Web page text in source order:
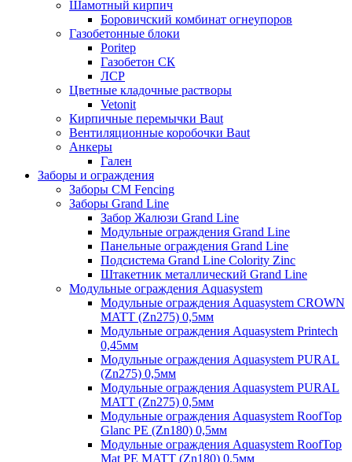
Шамотный кирпич
Боровичский комбинат огнеупоров
Газобетонные блоки
Poritep
Газобетон СК
ЛСР
Цветные кладочные растворы
Vetonit
Кирпичные перемычки Baut
Вентиляционные коробочки Baut
Анкеры
Гален
Заборы и ограждения
Заборы CM Fencing
Заборы Grand Line
Забор Жалюзи Grand Line
Модульные ограждения Grand Line
Панельные ограждения Grand Line
Подсистема Grand Line Colority Zinc
Штакетник металлический Grand Line
Модульные ограждения Aquasystem
Модульные ограждения Aquasystem CROWN
MATT (Zn275) 0,5мм
Модульные ограждения Aquasystem Printech
0,45мм
Модульные ограждения Aquasystem PURAL
(Zn275) 0,5мм
Модульные ограждения Aquasystem PURAL
MATT (Zn275) 0,5мм
Модульные ограждения Aquasystem RoofTop
Glanc PE (Zn180) 0,5мм
Модульные ограждения Aquasystem RoofTop
Mat PE MATT (Zn180) 0,5мм